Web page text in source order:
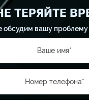
ТЕРЯЙТЕ
обсудим вашу проблему
Ваше имя*
Номер телефона*